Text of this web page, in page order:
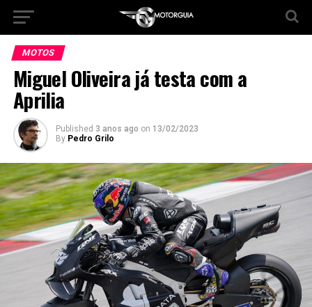
MOTOS
Miguel Oliveira já testa com a
Aprilia
Published 3 anos ago on 13/02/2023
By Pedro Grilo